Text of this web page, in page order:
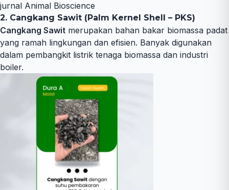
jurnal Animal Bioscience
2. Cangkang Sawit (Palm Kernel Shell – PKS)
Cangkang Sawit merupakan bahan bakar biomassa padat
yang ramah lingkungan dan efisien. Banyak digunakan
dalam pembangkit listrik tenaga biomassa dan industri
boiler.